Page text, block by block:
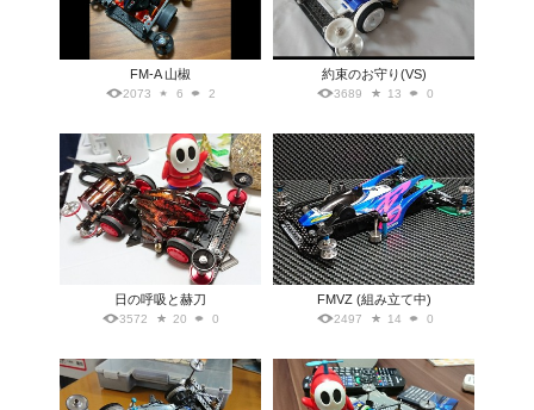
FM-A 山椒
2073 6 2
約束のお守り(VS)
3689 13 0
日の呼吸と赫刀
3572 20 0
FMVZ (組み立て中)
2497 14 0